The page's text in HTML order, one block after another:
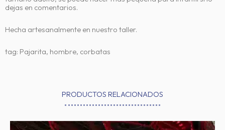
dejas en comentarios.
Hecha artesanalmente en nuestro taller.
tag: Pajarita, hombre, corbatas
PRODUCTOS RELACIONADOS